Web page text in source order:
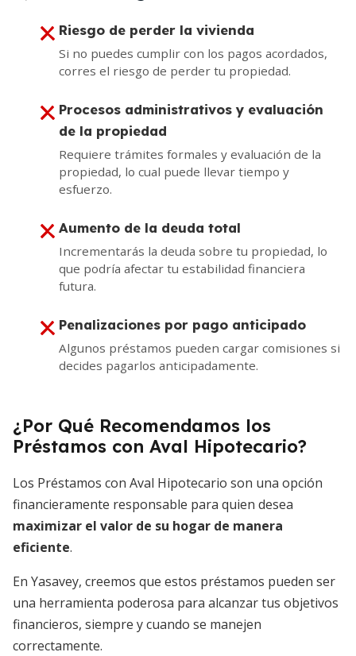
Riesgo de perder la vivienda
Si no puedes cumplir con los pagos acordados,
corres el riesgo de perder tu propiedad.
Procesos administrativos y evaluación
de la propiedad
Requiere trámites formales y evaluación de la
propiedad, lo cual puede llevar tiempo y
esfuerzo.
Aumento de la deuda total
Incrementarás la deuda sobre tu propiedad, lo
que podría afectar tu estabilidad financiera
futura.
Penalizaciones por pago anticipado
Algunos préstamos pueden cargar comisiones si
decides pagarlos anticipadamente.
¿Por Qué Recomendamos los
Préstamos con Aval Hipotecario?
Los Préstamos con Aval Hipotecario son una opción
financieramente responsable para quien desea
maximizar el valor de su hogar de manera
eficiente.
En Yasavey, creemos que estos préstamos pueden ser
una herramienta poderosa para alcanzar tus objetivos
financieros, siempre y cuando se manejen
correctamente.